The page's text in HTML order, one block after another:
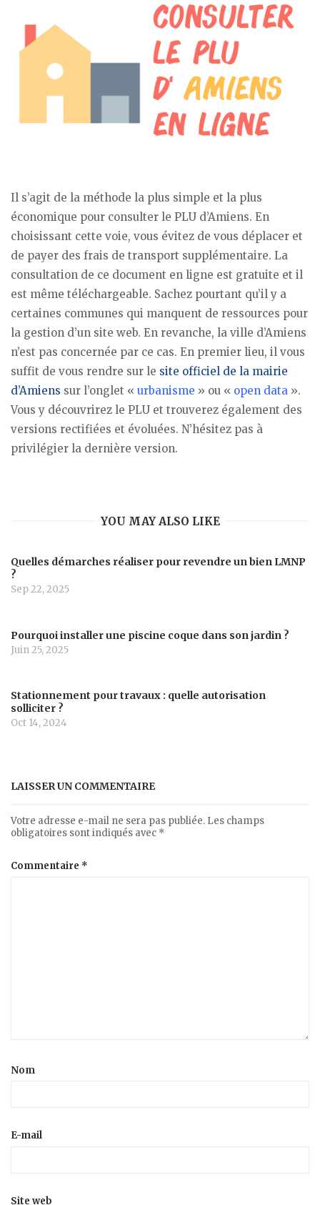
Il s’agit de la méthode la plus simple et la plus
économique pour consulter le PLU d’Amiens. En
choisissant cette voie, vous évitez de vous déplacer et
de payer des frais de transport supplémentaire. La
consultation de ce document en ligne est gratuite et il
est même téléchargeable. Sachez pourtant qu’il y a
certaines communes qui manquent de ressources pour
la gestion d’un site web. En revanche, la ville d’Amiens
n’est pas concernée par ce cas. En premier lieu, il vous
suffit de vous rendre sur le site officiel de la mairie
d’Amiens sur l’onglet « urbanisme » ou « open data ».
Vous y découvrirez le PLU et trouverez également des
versions rectifiées et évoluées. N’hésitez pas à
privilégier la dernière version.
YOU MAY ALSO LIKE
Quelles démarches réaliser pour revendre un bien LMNP
?
Sep 22, 2025
Pourquoi installer une piscine coque dans son jardin ?
Juin 25, 2025
Stationnement pour travaux : quelle autorisation
solliciter ?
Oct 14, 2024
LAISSER UN COMMENTAIRE
Votre adresse e-mail ne sera pas publiée. Les champs
obligatoires sont indiqués avec *
Commentaire *
Nom
E-mail
Site web